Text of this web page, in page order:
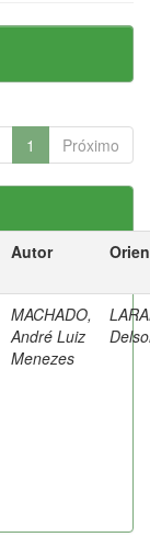
1 Próximo
Autor
MACHADO,
André Luiz
Menezes